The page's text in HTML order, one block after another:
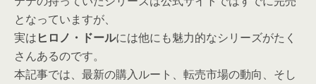
となっていますが、
実はヒロノ・ドールには他にも魅力的なシリーズがたく
さんあるのです。
本記事では、最新の購入ルート、転売市場の動向、そし